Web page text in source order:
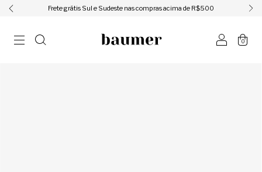
ㅤㅤㅤㅤFrete grátis Sul e Sudeste nas compras acima de R$500ㅤㅤㅤㅤ
0